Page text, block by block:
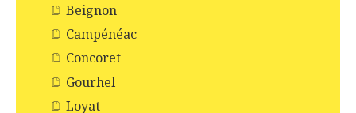
Beignon
Campénéac
Concoret
Gourhel
Loyat